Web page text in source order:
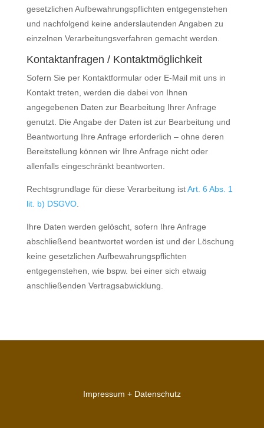
gesetzlichen Aufbewahrungspflichten entgegenstehen
und nachfolgend keine anderslautenden Angaben zu
einzelnen Verarbeitungsverfahren gemacht werden.
Kontaktanfragen / Kontaktmöglichkeit
Sofern Sie per Kontaktformular oder E-Mail mit uns in
Kontakt treten, werden die dabei von Ihnen
angegebenen Daten zur Bearbeitung Ihrer Anfrage
genutzt. Die Angabe der Daten ist zur Bearbeitung und
Beantwortung Ihre Anfrage erforderlich – ohne deren
Bereitstellung können wir Ihre Anfrage nicht oder
allenfalls eingeschränkt beantworten.
Rechtsgrundlage für diese Verarbeitung istArt. 6 Abs. 1
lit. b) DSGVO.
Ihre Daten werden gelöscht, sofern Ihre Anfrage
abschließend beantwortet worden ist und der Löschung
keine gesetzlichen Aufbewahrungspflichten
entgegenstehen, wie bspw. bei einer sich etwaig
anschließenden Vertragsabwicklung.
Impressum + Datenschutz